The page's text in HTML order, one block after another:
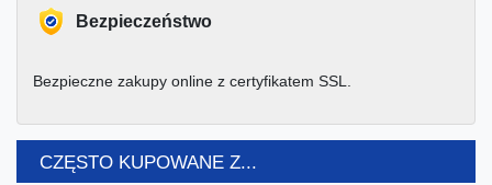
Bezpieczeństwo
Bezpieczne zakupy online z certyfikatem SSL.
CZĘSTO KUPOWANE Z...